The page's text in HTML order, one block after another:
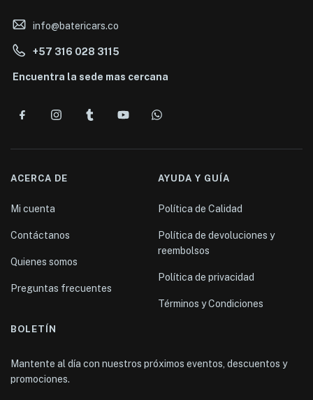
info@batericars.co
+57 316 028 3115
Encuentra la sede mas cercana
ACERCA DE
Mi cuenta
Contáctanos
Quienes somos
Preguntas frecuentes
AYUDA Y GUÍA
Política de Calidad
Política de devoluciones y
reembolsos
Política de privacidad
Términos y Condiciones
BOLETÍN
Mantente al día con nuestros próximos eventos, descuentos y
promociones.